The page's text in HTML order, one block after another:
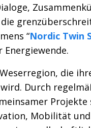
“Nordic Twin
die
Durch
Mobilität